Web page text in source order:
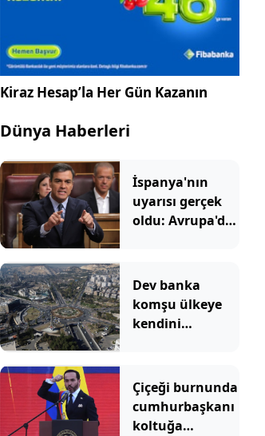
Kiraz Hesap’la Her Gün Kazanın
Dünya Haberleri
İspanya'nın
uyarısı gerçek
oldu: Avrupa'da
Dev banka
komşu ülkeye
kendini
dolar para verdi
Çiçeği burnunda
cumhurbaşkanı
koltuğa